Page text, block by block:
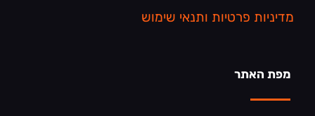
מדיניות פרטיות ותנאי שימוש
מפת האתר